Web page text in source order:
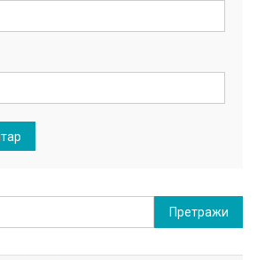
Претрага
за: